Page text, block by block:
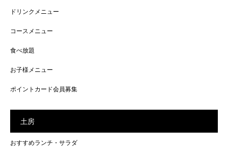
ドリンクメニュー
コースメニュー
食べ放題
お子様メニュー
ポイントカード会員募集
土房
おすすめランチ・サラダ